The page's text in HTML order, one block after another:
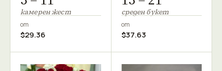
камерен жест
от
$29.36
среден букет
от
$37.63